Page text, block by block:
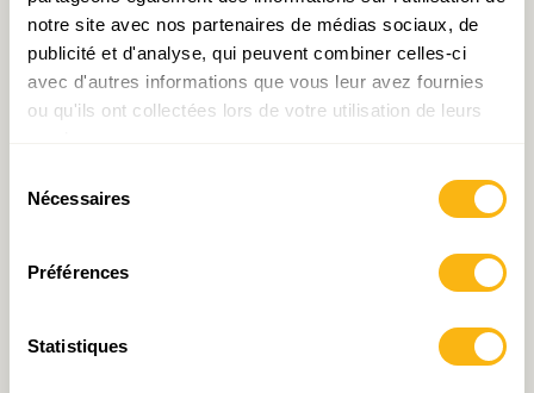
notre site avec nos partenaires de médias sociaux, de
publicité et d'analyse, qui peuvent combiner celles-ci
avec d'autres informations que vous leur avez fournies
ou qu'ils ont collectées lors de votre utilisation de leurs
Nécessaires
Préférences
Statistiques
De l’avenir du prix et de la
quantité de logements !
Document de travail N°18
: Crise du logement :
Persistance, faux-